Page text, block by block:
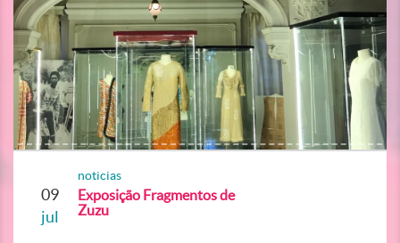
09
jul
noticias
Exposição Fragmentos de
Zuzu